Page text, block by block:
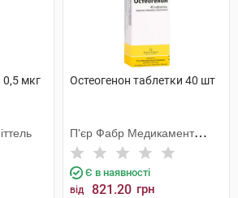
0,5 мкг
Остеогенон таблетки 40 шт
П'єр Фабр Медикамент
Продакшн
Є в наявності
від 821.20 грн